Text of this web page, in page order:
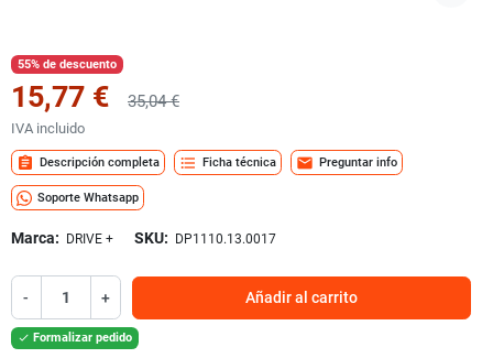
55% de descuento
15,77 € 35,04 €
IVA incluido
assignment Descripción completa format_list_bulleted Ficha técnica mail Preguntar info
Soporte Whatsapp
Marca: DRIVE + SKU: DP1110.13.0017
- + Añadir al carrito
 Formalizar pedido